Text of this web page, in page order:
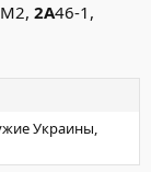
2А46-1,
Украины,